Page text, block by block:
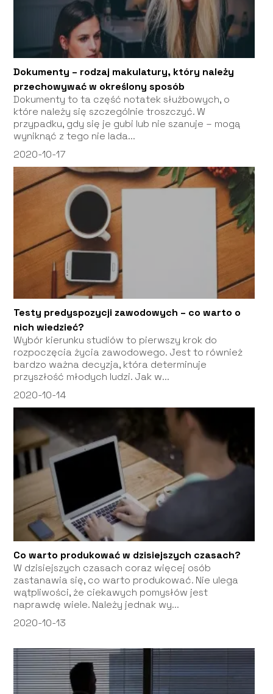
Dokumenty – rodzaj makulatury, który należy
przechowywać w określony sposób
Dokumenty to ta część notatek służbowych, o
które należy się szczególnie troszczyć. W
przypadku, gdy się je gubi lub nie szanuje – mogą
wyniknąć z tego nie lada...
2020-10-17
Testy predyspozycji zawodowych – co warto o
nich wiedzieć?
Wybór kierunku studiów to pierwszy krok do
rozpoczęcia życia zawodowego. Jest to również
bardzo ważna decyzja, która determinuje
przyszłość młodych ludzi. Jak w...
2020-10-14
Co warto produkować w dzisiejszych czasach?
W dzisiejszych czasach coraz więcej osób
zastanawia się, co warto produkować. Nie ulega
wątpliwości, że ciekawych pomysłów jest
naprawdę wiele. Należy jednak wy...
2020-10-13